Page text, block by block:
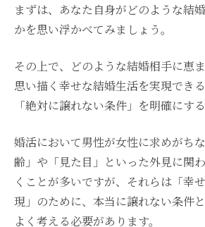
まずは、あなた自身がどのような結
かを思い浮かべてみましょう。
その上で、どのような結婚相手に恵
思い描く幸せな結婚生活を実現できる
「絶対に譲れない条件」を明確にす
婚活において男性が女性に求めがち
齢」や「見た目」といった外見に関
くことが多いですが、それらは「幸
現」のために、本当に譲れない条件
よく考える必要があります。